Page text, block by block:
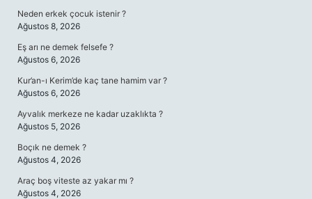
Neden erkek çocuk istenir ?
Ağustos 8, 2026
Eş arı ne demek felsefe ?
Ağustos 6, 2026
Kur’an-ı Kerim’de kaç tane hamim var ?
Ağustos 6, 2026
Ayvalık merkeze ne kadar uzaklıkta ?
Ağustos 5, 2026
Boçık ne demek ?
Ağustos 4, 2026
Araç boş viteste az yakar mı ?
Ağustos 4, 2026